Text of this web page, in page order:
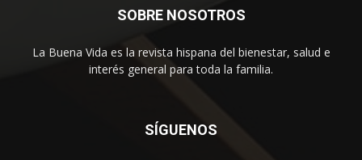
SOBRE NOSOTROS
La Buena Vida es la revista hispana del bienestar, salud e
interés general para toda la familia.
SÍGUENOS